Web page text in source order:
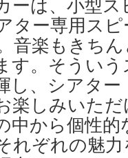
ーは、小型
ター専用ス
音楽もきち
す。そうい
し、シアタ
楽しみいた
中から個性
れぞれの魅